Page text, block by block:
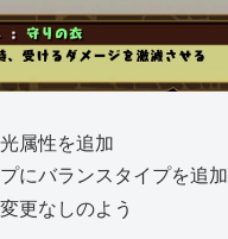
属性を追加
にバランスタイプを追加
更なしのよう